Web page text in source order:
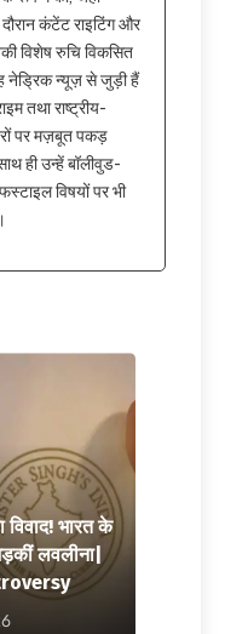
कंटेंट राइटिंग और
विशेष रुचि विकसित
नेड्रिक न्यूज़ से जुड़ी हैं
तथा राष्ट्रीय-
पर मज़बूत पकड़
ही उन्हें बॉलीवुड-
विषयों पर भी
भारत के
लवलीना|